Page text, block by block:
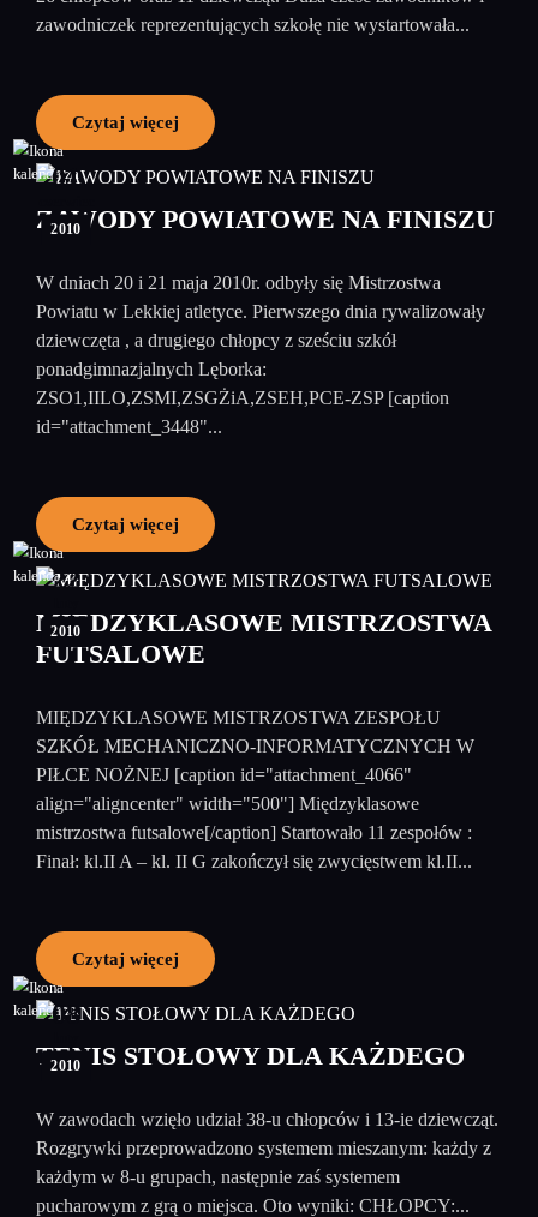
zawodniczek reprezentujących szkołę nie wystartowała...
Czytaj więcej
01
2010
ZAWODY POWIATOWE NA FINISZU
W dniach 20 i 21 maja 2010r. odbyły się Mistrzostwa
Powiatu w Lekkiej atletyce. Pierwszego dnia rywalizowały
dziewczęta , a drugiego chłopcy z sześciu szkół
ponadgimnazjalnych Lęborka:
ZSO1,IILO,ZSMI,ZSGŻiA,ZSEH,PCE-ZSP [caption
id="attachment_3448"...
Czytaj więcej
22
2010
MIĘDZYKLASOWE MISTRZOSTWA
FUTSALOWE
MIĘDZYKLASOWE MISTRZOSTWA ZESPOŁU
SZKÓŁ MECHANICZNO-INFORMATYCZNYCH W
PIŁCE NOŻNEJ [caption id="attachment_4066"
align="aligncenter" width="500"] Międzyklasowe
mistrzostwa futsalowe[/caption] Startowało 11 zespołów :
Finał: kl.II A – kl. II G zakończył się zwycięstwem kl.II...
Czytaj więcej
08
2010
TENIS STOŁOWY DLA KAŻDEGO
W zawodach wzięło udział 38-u chłopców i 13-ie dziewcząt.
Rozgrywki przeprowadzono systemem mieszanym: każdy z
każdym w 8-u grupach, następnie zaś systemem
pucharowym z grą o miejsca. Oto wyniki: CHŁOPCY:...